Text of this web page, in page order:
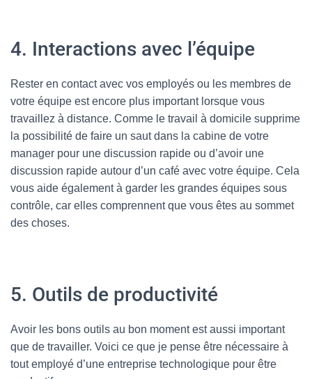
4. Interactions avec l’équipe
Rester en contact avec vos employés ou les membres de
votre équipe est encore plus important lorsque vous
travaillez à distance. Comme le travail à domicile supprime
la possibilité de faire un saut dans la cabine de votre
manager pour une discussion rapide ou d’avoir une
discussion rapide autour d’un café avec votre équipe. Cela
vous aide également à garder les grandes équipes sous
contrôle, car elles comprennent que vous êtes au sommet
des choses.
5. Outils de productivité
Avoir les bons outils au bon moment est aussi important
que de travailler. Voici ce que je pense être nécessaire à
tout employé d’une entreprise technologique pour être